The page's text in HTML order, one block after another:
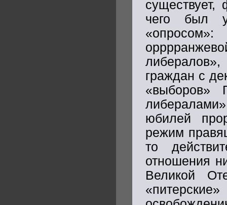
чего был
граждан с
«выборов»
юбилей
режим
то
отношения
Великой